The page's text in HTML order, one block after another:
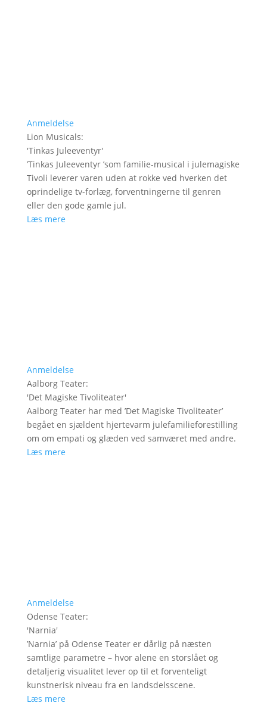
Anmeldelse
Lion Musicals:
'Tinkas Juleeventyr'
’Tinkas Juleeventyr ’som familie-musical i julemagiske
Tivoli leverer varen uden at rokke ved hverken det
oprindelige tv-forlæg, forventningerne til genren
eller den gode gamle jul.
Læs mere
Anmeldelse
Aalborg Teater:
'Det Magiske Tivoliteater'
Aalborg Teater har med ’Det Magiske Tivoliteater’
begået en sjældent hjertevarm julefamilieforestilling
om om empati og glæden ved samværet med andre.
Læs mere
Anmeldelse
Odense Teater:
'Narnia'
’Narnia’ på Odense Teater er dårlig på næsten
samtlige parametre – hvor alene en storslået og
detaljerig visualitet lever op til et forventeligt
kunstnerisk niveau fra en landsdelsscene.
Læs mere